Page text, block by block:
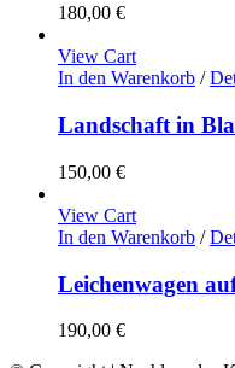
180,00 €
View Cart
In den Warenkorb /
Landschaft in
150,00 €
View Cart
In den Warenkorb /
Leichenwagen
190,00 €